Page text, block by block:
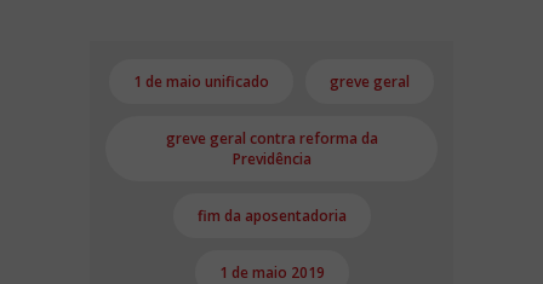
1 de maio unificado greve geral
greve geral contra reforma da
Previdência
fim da aposentadoria
1 de maio 2019